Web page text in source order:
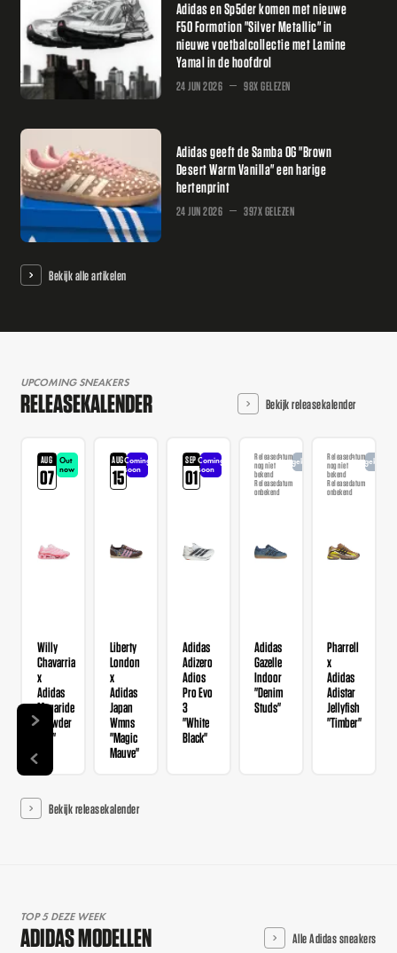
Adidas en Sp5der komen met nieuwe
F50 Formotion "Silver Metallic" in
nieuwe voetbalcollectie met Lamine
Yamal in de hoofdrol
24 JUN 2026 98X GELEZEN
Adidas geeft de Samba OG "Brown
Desert Warm Vanilla" een harige
hertenprint
24 JUN 2026 397X GELEZEN
Bekijk alle artikelen
UPCOMING SNEAKERS
RELEASEKALENDER Bekijk releasekalender
AUG
07
Out
now
Willy
Chavarria
x
Adidas
Megaride
"Powder
Red"
AUG
15
Coming
soon
Liberty
London
x
Adidas
Japan
Wmns
"Magic
Mauve"
SEP
01
Coming
soon
Adidas
Adizero
Adios
Pro Evo
3
"White
Black"
Releasedatum
nog niet
bekend
Releasedatum
onbekend
Aangekondigd
Adidas
Gazelle
Indoor
"Denim
Studs"
Releasedatum
nog niet
bekend
Releasedatum
onbekend
Pharrell
x
Adidas
Adistar
Jellyfish
"Timber"
Bekijk releasekalender
TOP 5 DEZE WEEK
ADIDAS MODELLEN Alle Adidas sneakers